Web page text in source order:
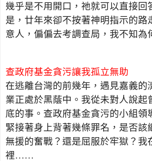
幾乎是不用開口，祂就可以直接回
是，廿年來卻不按著神明指示的路
意人，偏偏去考調查局，我不知為
查政府基金貪污讓我孤立無助
在逃離台灣的前幾年，遇見嘉義的
業正處於黑蔭中。我從未對人說起
底的事。查政府基金貪污的小組領
緊接著身上背著幾條罪名，是否該
無援的奮戰？還是屈服於牢獄？我
裡……